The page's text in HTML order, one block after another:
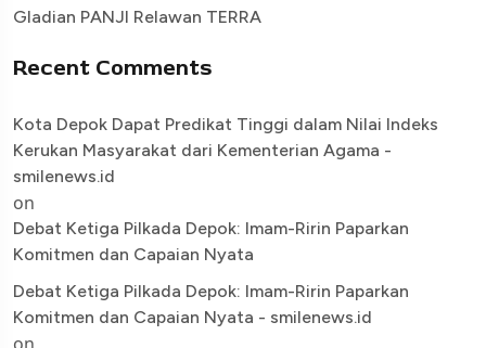
Gladian PANJI Relawan TERRA
Recent Comments
Kota Depok Dapat Predikat Tinggi dalam Nilai Indeks
Kerukan Masyarakat dari Kementerian Agama -
smilenews.id
on
Debat Ketiga Pilkada Depok: Imam-Ririn Paparkan
Komitmen dan Capaian Nyata
Debat Ketiga Pilkada Depok: Imam-Ririn Paparkan
Komitmen dan Capaian Nyata - smilenews.id